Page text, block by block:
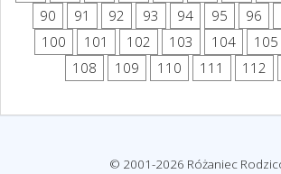
90
91 92 93 94 95 96
100
101 102 103 104 105
108
109 110 111 112
© 2001-2026 Różaniec